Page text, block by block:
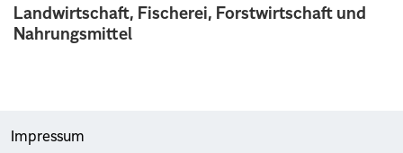
Landwirtschaft, Fischerei, Forstwirtschaft und
Nahrungsmittel
Impressum